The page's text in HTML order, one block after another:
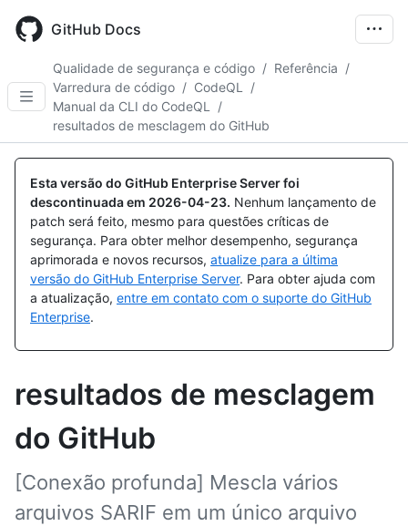
main
GitHub Docs
Qualidade de segurança e código / Referência /
Varredura de código / CodeQL
/
Manual da CLI do CodeQL
/
resultados de mesclagem do GitHub
Esta versão do GitHub Enterprise Server foi
descontinuada em 2026-04-23. Nenhum lançamento de
patch será feito, mesmo para questões críticas de
segurança. Para obter melhor desempenho, segurança
aprimorada e novos recursos, atualize para a última
versão do GitHub Enterprise Server. Para obter ajuda com
a atualização, entre em contato com o suporte do GitHub
Enterprise.
resultados de mesclagem
do GitHub
[Conexão profunda] Mescla vários
arquivos SARIF em um único arquivo